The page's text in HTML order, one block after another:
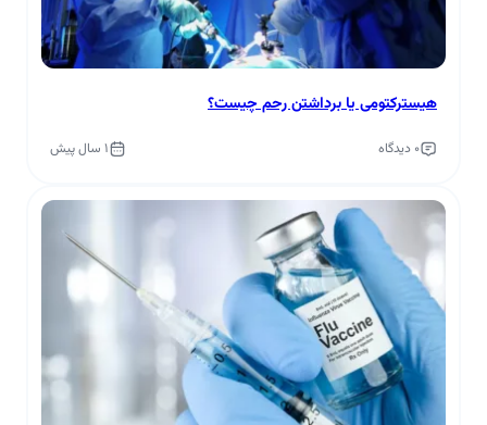
هیسترکتومی یا برداشتن رحم چیست؟
0 دیدگاه 1 سال پیش